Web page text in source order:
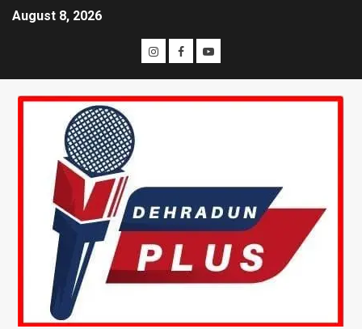
August 8, 2026